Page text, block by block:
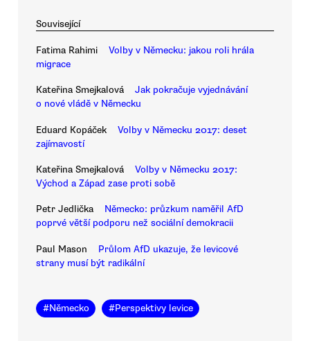
Související
Fatima Rahimi
Volby v Německu: jakou roli hrála
migrace
Kateřina Smejkalová
Jak pokračuje vyjednávání
o nové vládě v Německu
Eduard Kopáček
Volby v Německu 2017: deset
zajímavostí
Kateřina Smejkalová
Volby v Německu 2017:
Východ a Západ zase proti sobě
Petr Jedlička
Německo: průzkum naměřil AfD
poprvé větší podporu než sociální demokracii
Paul Mason
Průlom AfD ukazuje, že levicové
strany musí být radikální
#Německo #Perspektivy levice